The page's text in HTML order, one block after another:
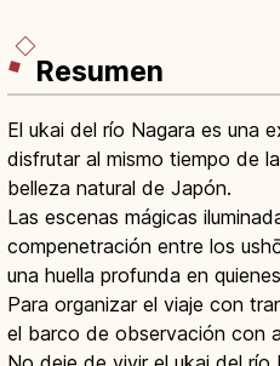
Resumen
El ukai del río Nagara es una
disfrutar al mismo tiempo de
belleza natural de Japón.
Las escenas mágicas
compenetración entre los
una huella profunda en
Para organizar el viaje con
el barco de observación con